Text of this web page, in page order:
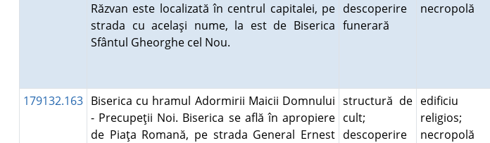
Răzvan este localizată în centrul capitalei, pe
strada cu acelaşi nume, la est de Biserica
Sfântul Gheorghe cel Nou.
descoperire
funerară
necropolă
179132.163 Biserica cu hramul Adormirii Maicii Domnului
- Precupeţii Noi. Biserica se află în apropiere
de Piaţa Romană, pe strada General Ernest
structură de
cult;
descoperire
edificiu
religios;
necropolă